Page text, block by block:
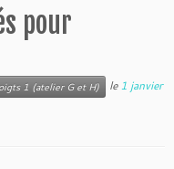
pour
1 (atelier G et H) le1 janvier